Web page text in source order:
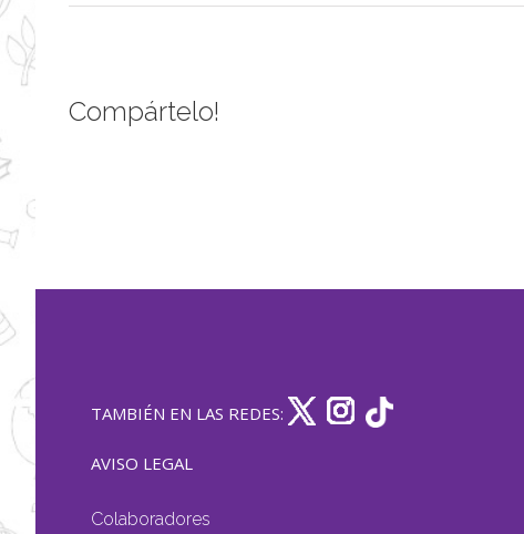
Compártelo!
TAMBIÉN EN LAS REDES:
AVISO LEGAL
Colaboradores